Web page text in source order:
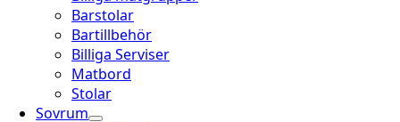
Barstolar
Bartillbehör
Billiga Serviser
Matbord
Stolar
Sovrum